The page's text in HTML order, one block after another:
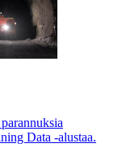
Data -alustaa.